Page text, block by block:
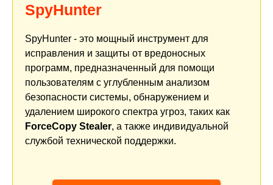
SpyHunter
SpyHunter - это мощный инструмент для
исправления и защиты от вредоносных
программ, предназначенный для помощи
пользователям с углубленным анализом
безопасности системы, обнаружением и
удалением широкого спектра угроз, таких как
ForceCopy Stealer, а также индивидуальной
службой технической поддержки.